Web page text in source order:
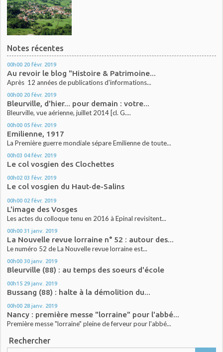
Notes récentes
00h00 20 févr. 2019
Au revoir le blog "Histoire & Patrimoine...
Après 12 années de publications d'informations...
00h00 20 févr. 2019
Bleurville, d'hier... pour demain : votre...
Bleurville, vue aérienne, juillet 2014 [cl. G....
00h00 05 févr. 2019
Emilienne, 1917
La Première guerre mondiale sépare Emilienne de toute...
00h03 04 févr. 2019
Le col vosgien des Clochettes
00h02 03 févr. 2019
Le col vosgien du Haut-de-Salins
00h00 02 févr. 2019
L'image des Vosges
Les actes du colloque tenu en 2016 à Epinal revisitent...
00h00 31 janv. 2019
La Nouvelle revue lorraine n° 52 : autour des...
Le numéro 52 de La Nouvelle revue lorraine est...
00h00 30 janv. 2019
Bleurville (88) : au temps des soeurs d'école
00h15 29 janv. 2019
Bussang (88) : halte à la démolition du...
00h00 28 janv. 2019
Nancy : première messe "lorraine" pour l'abbé...
Première messe "lorraine" pleine de ferveur pour l'abbé...
Rechercher